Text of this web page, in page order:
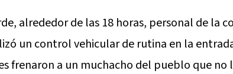
alrededor de las 18 horas, personal de la
un control vehicular de rutina en la
frenaron a un muchacho del pueblo que no